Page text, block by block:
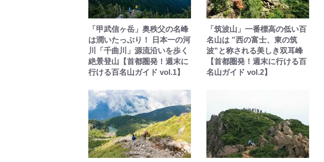
「甲武信ヶ岳」奥秩父の名峰
は潤いたっぷり！ 日本一の河
川「千曲川」源流沿いを歩く
絶景登山【首都圏発！週末に
行ける百名山ガイド vol.1】
「筑波山」一番標高の低い百
名山は ”西の富士、東の筑
波”と称される美しき双耳峰
【首都圏発！週末に行ける百
名山ガイド vol.2】